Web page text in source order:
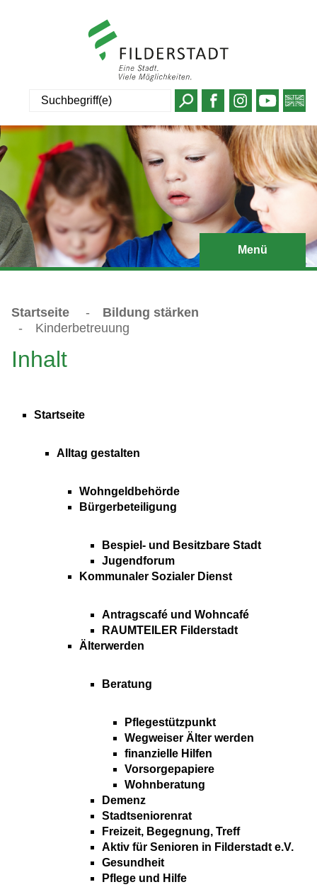
Menü
Startseite -
Bildung stärken
-
Kinderbetreuung
Inhalt
Startseite
Alltag gestalten
Wohngeldbehörde
Bürgerbeteiligung
Bespiel- und Besitzbare Stadt
Jugendforum
Kommunaler Sozialer Dienst
Antragscafé und Wohncafé
RAUMTEILER Filderstadt
Älterwerden
Beratung
Pflegestützpunkt
Wegweiser Älter werden
finanzielle Hilfen
Vorsorgepapiere
Wohnberatung
Demenz
Stadtseniorenrat
Freizeit, Begegnung, Treff
Aktiv für Senioren in Filderstadt e.V.
Gesundheit
Pflege und Hilfe